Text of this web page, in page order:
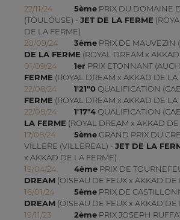
22/11/24 5èmePRIX DU DOMAINE
(TOULOUSE) - JET DE LA FERME
DE LA FERME)
20/09/24
3èmePRIX DE MAUVEZIN
DE LA FERME (ROYAL DREAM x
01/09/24
1erPRIX ETONNANT
FERME (ROYAL DREAM x AKKAD DE LA
22/08/24
1'21"0QUALIFICATION
FERME (ROYAL DREAM x AKKAD DE LA
22/08/24
1'17"4QUALIFICATION
LA FERME (ROYAL DREAM x AKKAD
17/08/24
5èmeGRAND PRIX DU
VILLERE (VILLEREAL) - JET DE LA
x AKKAD DE LA FERME)
19/04/24
4èmePRIX DE
DREAM(OISEAU DE FEUX x AKKAD DE
16/01/24
5èmePRIX DE
DREAM(OISEAU DE FEUX x AKKAD DE
19/11/23
2èmePRIX JOSEPH